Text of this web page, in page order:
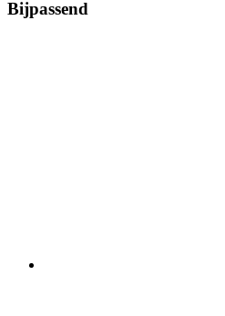
Bijpassend